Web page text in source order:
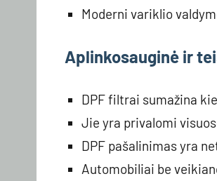
Moderni variklio
Aplinkosauginė ir
DPF filtrai sumažina
Jie yra privalomi
DPF pašalinimas yra
Automobiliai be